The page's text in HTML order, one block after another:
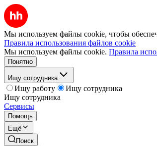
Мы используем файлы cookie, чтобы
Правила использования файлов cookie
Мы используем файлы cookie. Правила
Понятно
Ищу сотрудника
Ищу работу
Ищу сотрудника
Ищу сотрудника
Сервисы
Помощь
Ещё
Поиск